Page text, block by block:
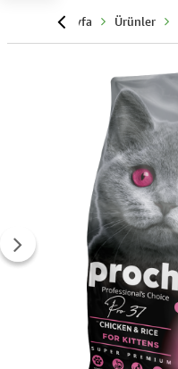
Anasayfa Ürünler